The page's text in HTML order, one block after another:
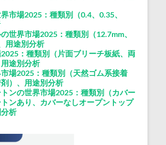
市場2025：種類別（0.4、0.35、
世界市場2025：種類別（12.7mm、
用途別分析
：種類別（片面ブリーチ板紙、両
途別分析
場2025：種類別（天然ゴム系接着
）、用途別分析
ンの世界市場2025：種類別（カバー
ンあり、カバーなしオープントップ
析